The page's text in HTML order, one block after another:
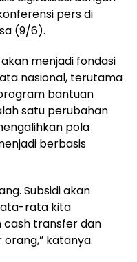
pers di
(9/6).
menjadi fondasi
nasional, terutama
bantuan
satu perubahan
pola
berbasis
Subsidi akan
rata kita
cash transfer dan
katanya.